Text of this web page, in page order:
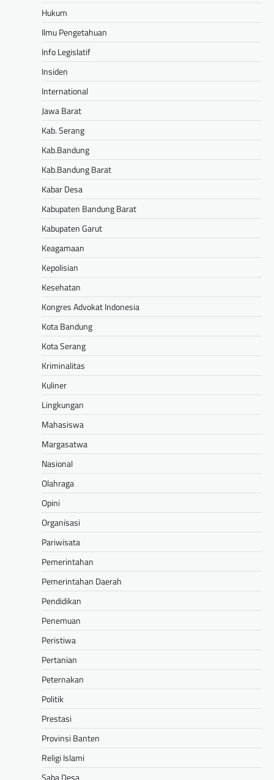
Hukum
Ilmu Pengetahuan
Info Legislatif
Insiden
International
Jawa Barat
Kab. Serang
Kab.Bandung
Kab.Bandung Barat
Kabar Desa
Kabupaten Bandung Barat
Kabupaten Garut
Keagamaan
Kepolisian
Kesehatan
Kongres Advokat Indonesia
Kota Bandung
Kota Serang
Kriminalitas
Kuliner
Lingkungan
Mahasiswa
Margasatwa
Nasional
Olahraga
Opini
Organisasi
Pariwisata
Pemerintahan
Pemerintahan Daerah
Pendidikan
Penemuan
Peristiwa
Pertanian
Peternakan
Politik
Prestasi
Provinsi Banten
Religi Islami
Saba Desa